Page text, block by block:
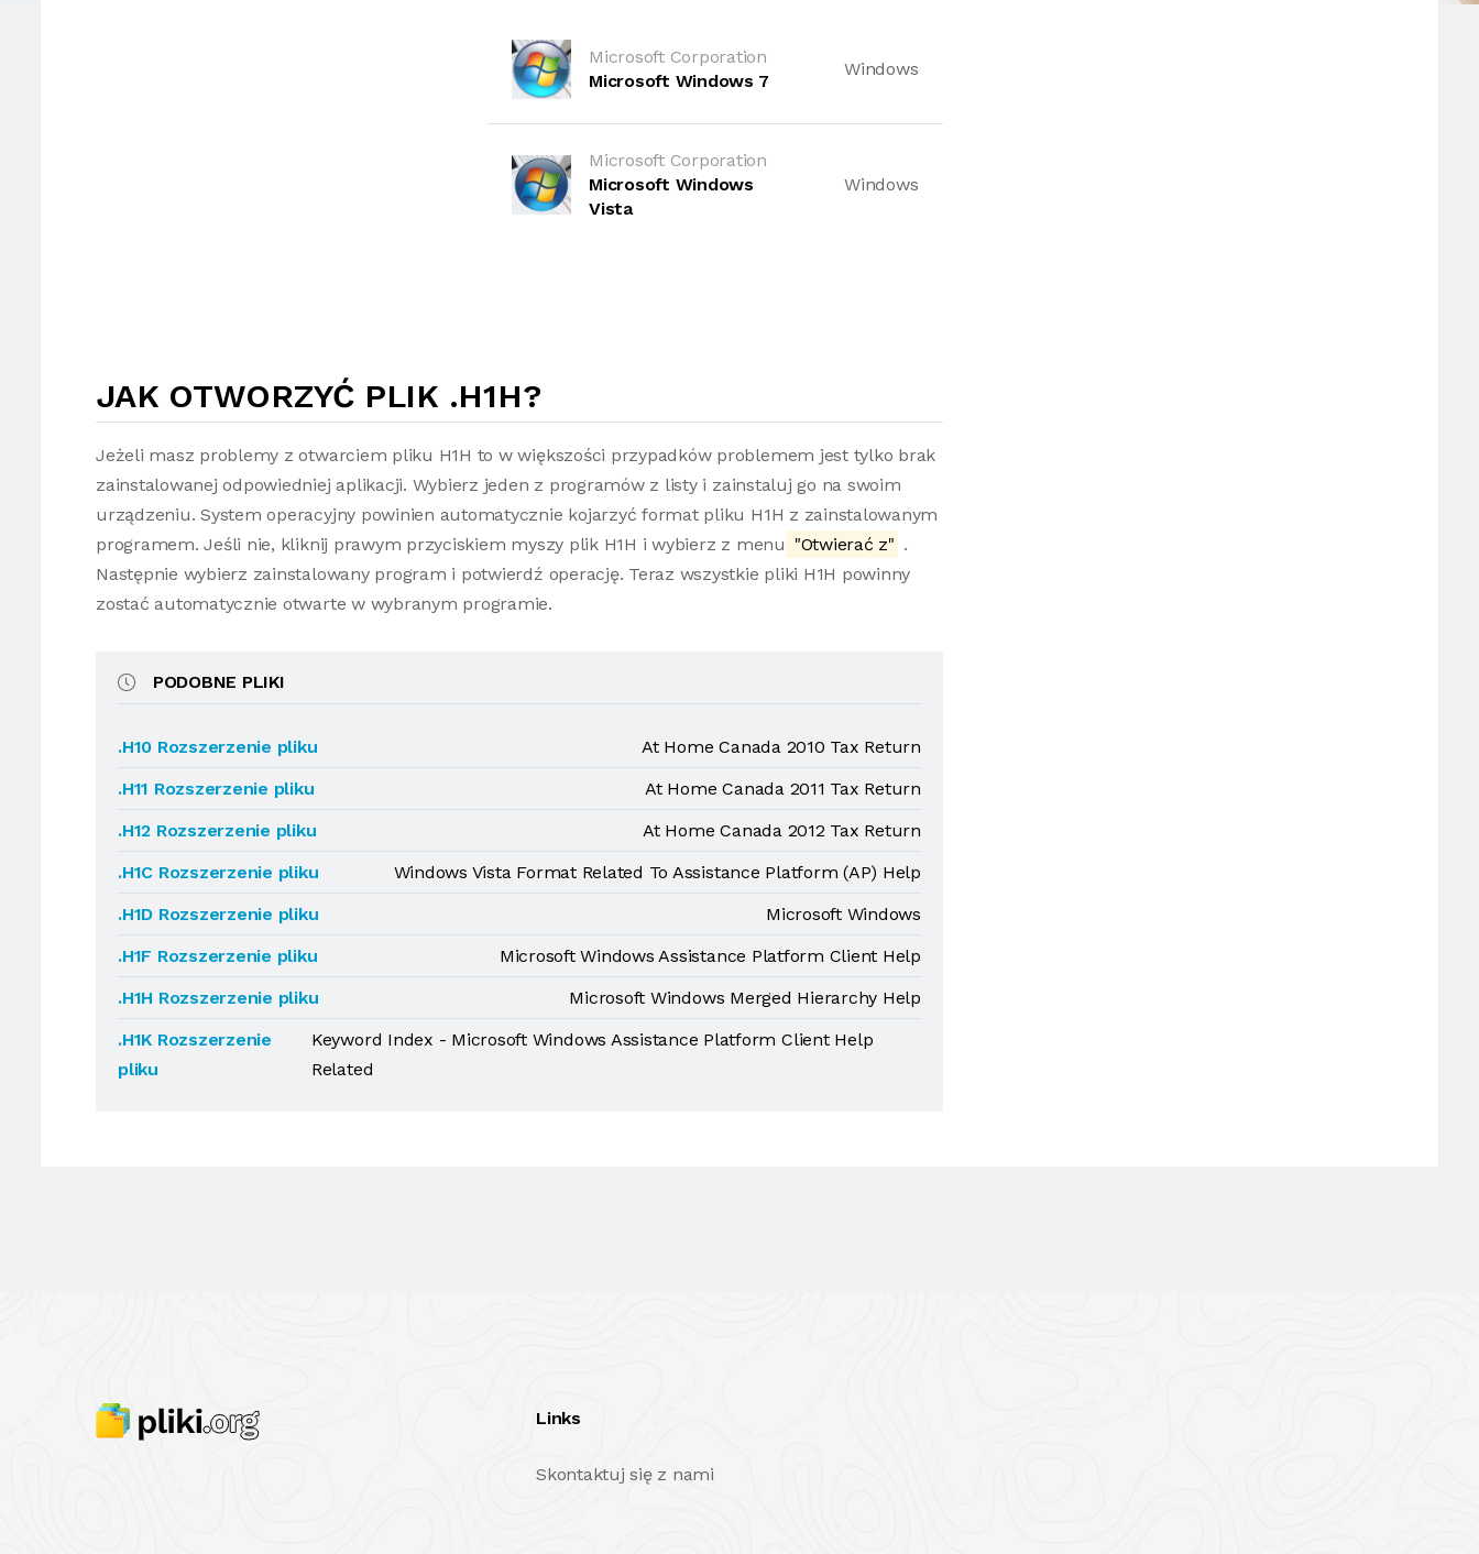
Microsoft Corporation
Microsoft Windows 7
Windows
Microsoft Corporation
Microsoft Windows
Vista
Windows
JAK OTWORZYĆ PLIK .H1H?
Jeżeli masz problemy z otwarciem pliku H1H to w większości przypadków problemem jest tylko brak
zainstalowanej odpowiedniej aplikacji. Wybierz jeden z programów z listy i zainstaluj go na swoim
urządzeniu. System operacyjny powinien automatycznie kojarzyć format pliku H1H z zainstalowanym
programem. Jeśli nie, kliknij prawym przyciskiem myszy plik H1H i wybierz z menu "Otwierać z" .
Następnie wybierz zainstalowany program i potwierdź operację. Teraz wszystkie pliki H1H powinny
zostać automatycznie otwarte w wybranym programie.
PODOBNE PLIKI
.H10 Rozszerzenie pliku
At Home Canada 2010 Tax Return
.H11 Rozszerzenie pliku
At Home Canada 2011 Tax Return
.H12 Rozszerzenie pliku
At Home Canada 2012 Tax Return
.H1C Rozszerzenie pliku
Windows Vista Format Related To Assistance Platform (AP) Help
.H1D Rozszerzenie pliku
Microsoft Windows
.H1F Rozszerzenie pliku
Microsoft Windows Assistance Platform Client Help
.H1H Rozszerzenie pliku
Microsoft Windows Merged Hierarchy Help
.H1K Rozszerzenie
pliku
Keyword Index - Microsoft Windows Assistance Platform Client Help
Related
Links
Skontaktuj się z nami